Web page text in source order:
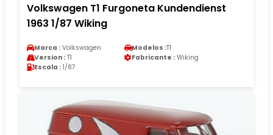
Volkswagen T1 Furgoneta Kundendienst
1963 1/87 Wiking
Marca : Volkswagen Modelos :T1
Version : T1 Fabricante : Wiking
Escala : 1/87